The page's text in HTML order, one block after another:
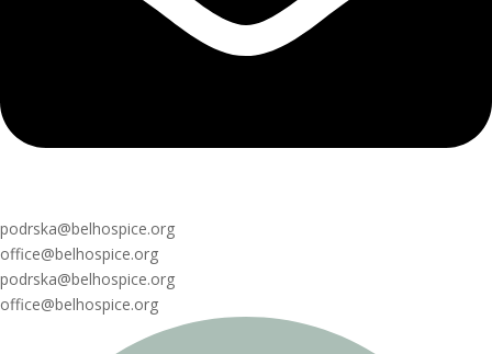
podrska@belhospice.org
office@belhospice.org
podrska@belhospice.org
office@belhospice.org